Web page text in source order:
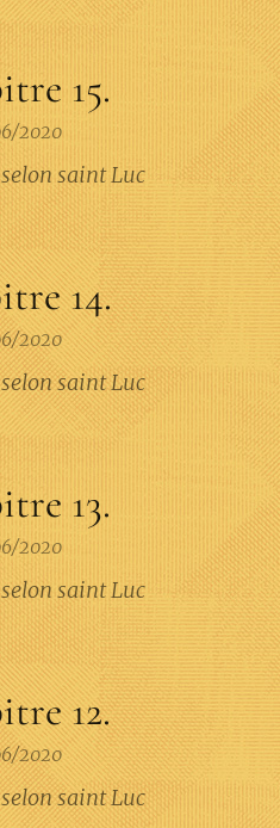
15.
2020
saint Luc
14.
2020
saint Luc
13.
2020
saint Luc
12.
2020
saint Luc